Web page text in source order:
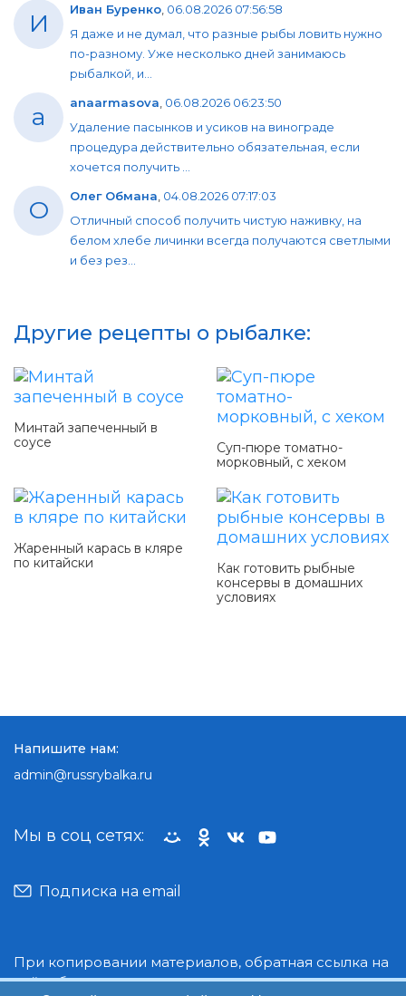
И Иван Буренко 06.08.2026 07:56:58
Я даже и не думал, что разные рыбы ловить нужно
по-разному. Уже несколько дней занимаюсь
рыбалкой, и...
a anaarmasova 06.08.2026 06:23:50
Удаление пасынков и усиков на винограде
процедура действительно обязательная, если
хочется получить ...
О Олег Обмана 04.08.2026 07:17:03
Отличный способ получить чистую наживку, на
белом хлебе личинки всегда получаются светлыми
и без рез...
Другие рецепты о рыбалке:
Минтай запеченный в
соусе
Суп-пюре томатно-
морковный, с хеком
Жаренный карась в кляре
по китайски
Как готовить рыбные
консервы в домашних
условиях
При копировании материалов, обратная ссылка на
сайт обязательна.
Мы в соц сетях:
Подписка на email
Напишите нам:
admin@russrybalka.ru